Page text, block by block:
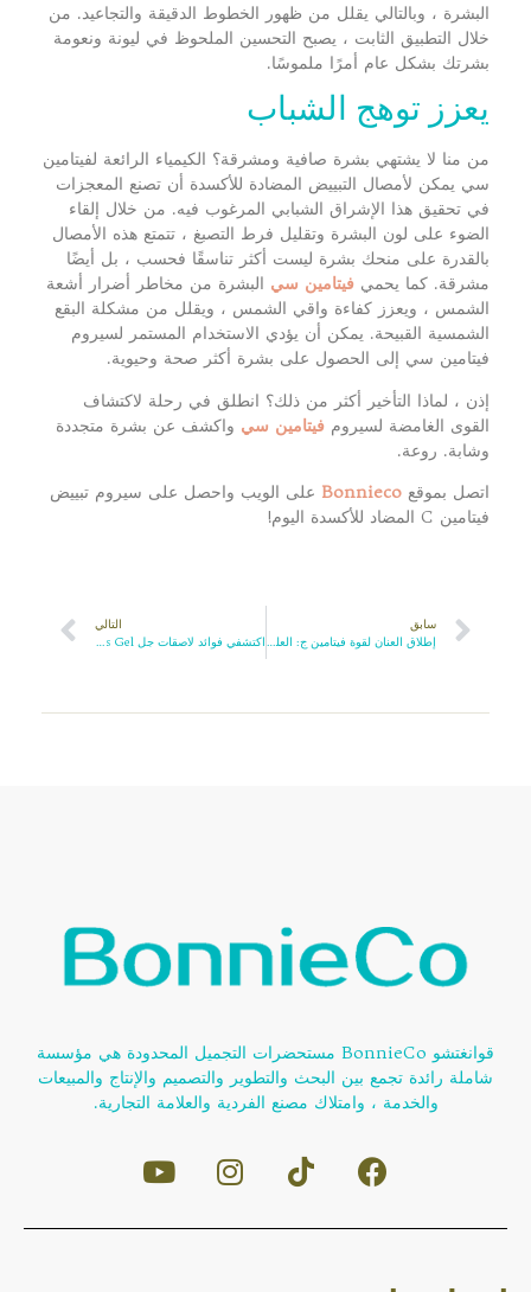
البشرة ، وبالتالي يقلل من ظهور الخطوط الدقيقة والتجاعيد. من
خلال التطبيق الثابت ، يصبح التحسين الملحوظ في ليونة ونعومة
بشرتك بشكل عام أمرًا ملموسًا.
يعزز توهج الشباب
من منا لا يشتهي بشرة صافية ومشرقة؟ الكيمياء الرائعة لفيتامين
سي يمكن لأمصال التبييض المضادة للأكسدة أن تصنع المعجزات
في تحقيق هذا الإشراق الشبابي المرغوب فيه. من خلال إلقاء
الضوء على لون البشرة وتقليل فرط التصبغ ، تتمتع هذه الأمصال
بالقدرة على منحك بشرة ليست أكثر تناسقًا فحسب ، بل أيضًا
مشرقة. كما يحمي فيتامين سي البشرة من مخاطر أضرار أشعة
الشمس ، ويعزز كفاءة واقي الشمس ، ويقلل من مشكلة البقع
الشمسية القبيحة. يمكن أن يؤدي الاستخدام المستمر لسيروم
فيتامين سي إلى الحصول على بشرة أكثر صحة وحيوية.
إذن ، لماذا التأخير أكثر من ذلك؟ انطلق في رحلة لاكتشاف
القوى الغامضة لسيروم فيتامين سي واكشف عن بشرة متجددة
وشابة. روعة.
اتصل بموقع Bonnieco على الويب واحصل على سيروم تبييض
فيتامين C المضاد للأكسدة اليوم!
سابق
إطلاق العنان لقوة فيتامين ج: العلم وراء مصل التبييض المضاد للأكسدة
التالي
اكتشفي فوائد لاصقات جل 24K Gold Bright Eyes Gel
قوانغتشو BonnieCo مستحضرات التجميل المحدودة هي مؤسسة
شاملة رائدة تجمع بين البحث والتطوير والتصميم والإنتاج والمبيعات
والخدمة ، وامتلاك مصنع الفردية والعلامة التجارية.